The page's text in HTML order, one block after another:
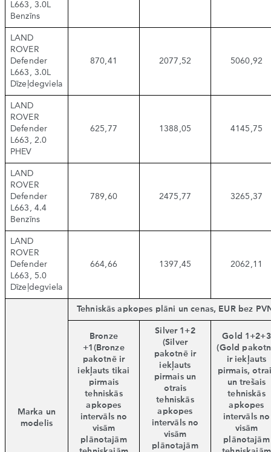
L663, 3.0L
Benzīns
LAND
ROVER
Defender
L663, 3.0L
Dīzeļdegviela
870,41 2077,52 5060,92
LAND
ROVER
Defender
L663, 2.0
PHEV
625,77 1388,05 4145,75
LAND
ROVER
Defender
L663, 4.4
Benzīns
789,60 2475,77 3265,37
LAND
ROVER
Defender
L663, 5.0
Dīzeļdegviela
664,66 1397,45 2062,11
Marka un
modelis
Tehniskās apkopes plāni un cenas, EUR bez
Bronze
+1(Bronze
pakotnē ir
iekļauts tikai
pirmais
tehniskās
apkopes
intervāls no
visām
plānotajām
Silver 1+2
(Silver
pakotnē ir
iekļauts
pirmais un
otrais
tehniskās
apkopes
intervāls no
visām
plānotajām
Gold 1+2+3
(Gold
ir iekļauts
pirmais,
un trešais
tehniskās
apkopes
intervāls no
visām
plānotajām